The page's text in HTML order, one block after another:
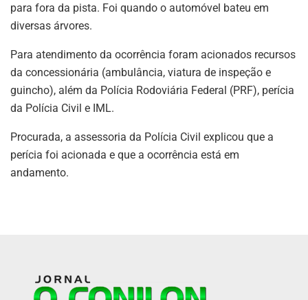
para fora da pista. Foi quando o automóvel bateu em
diversas árvores.
Para atendimento da ocorrência foram acionados recursos
da concessionária (ambulância, viatura de inspeção e
guincho), além da Polícia Rodoviária Federal (PRF), perícia
da Polícia Civil e IML.
Procurada, a assessoria da Polícia Civil explicou que a
perícia foi acionada e que a ocorrência está em
andamento.